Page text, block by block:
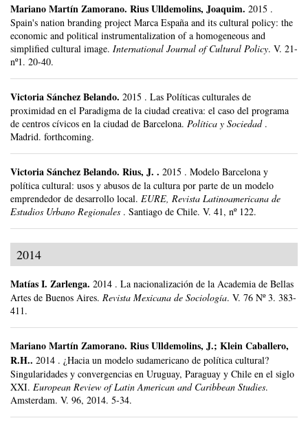
Mariano Martín Zamorano. Rius Ulldemolins, Joaquim. 2015 .
Spain's nation branding project Marca España and its cultural policy: the
economic and political instrumentalization of a homogeneous and
simplified cultural image. International Journal of Cultural Policy. V. 21-
nº1. 20-40.
Victoria Sánchez Belando. 2015 . Las Políticas culturales de
proximidad en el Paradigma de la ciudad creativa: el caso del programa
de centros cívicos en la ciudad de Barcelona. Política y Sociedad .
Madrid. forthcoming.
Victoria Sánchez Belando. Rius, J. . 2015 . Modelo Barcelona y
política cultural: usos y abusos de la cultura por parte de un modelo
emprendedor de desarrollo local. EURE, Revista Latinoamericana de
Estudios Urbano Regionales . Santiago de Chile. V. 41, nº 122.
2014
Matías I. Zarlenga. 2014 . La nacionalización de la Academia de Bellas
Artes de Buenos Aires. Revista Mexicana de Sociología. V. 76 Nº 3. 383-
411.
Mariano Martín Zamorano. Rius Ulldemolins, J.; Klein Caballero,
R.H.. 2014 . ¿Hacia un modelo sudamericano de política cultural?
Singularidades y convergencias en Uruguay, Paraguay y Chile en el siglo
XXI. European Review of Latin American and Caribbean Studies.
Amsterdam. V. 96, 2014. 5-34.